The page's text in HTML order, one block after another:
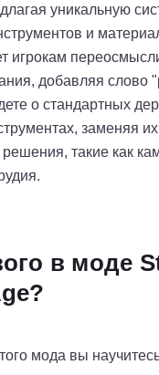
уникальную
и
игрокам
добавляя слово
о стандартных
заменяя
такие как
в моде
мода вы